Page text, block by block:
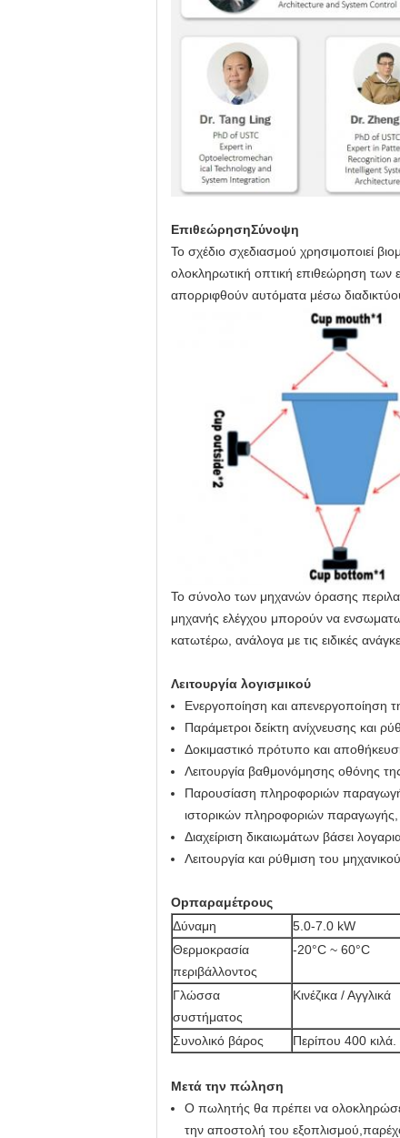
ΕπιθεώρησηΣύνοψη
Το σχέδιο σχεδιασμού χρησιμοποιεί
ολοκληρωτική οπτική επιθεώρηση των
απορριφθούν αυτόματα μέσω
Το σύνολο των μηχανών όρασης
μηχανής ελέγχου μπορούν να
κατωτέρω, ανάλογα με τις ειδικές
Λειτουργία λογισμικού
Ενεργοποίηση και απενεργοποίηση
Παράμετροι δείκτη ανίχνευσης και
Δοκιμαστικό πρότυπο και
Λειτουργία βαθμονόμησης οθόνης
Παρουσίαση πληροφοριών
ιστορικών πληροφοριών παραγωγής,
Διαχείριση δικαιωμάτων βάσει
Λειτουργία και ρύθμιση του
Οpπαραμέτρους
Δύναμη
5.0-7.0 kW
Θερμοκρασία
περιβάλλοντος
-20°C ~ 60°C
Γλώσσα
συστήματος
Κινέζικα / Αγγλικά
Συνολικό βάρος
Περίπου 400 κιλά.
Μετά την πώληση
Ο πωλητής θα πρέπει να
την αποστολή του